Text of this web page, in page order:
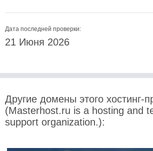
Дата последней проверки:
21 Июня 2026
Другие домены этого хостинг-
(Masterhost.ru is a hosting and
support organization.):